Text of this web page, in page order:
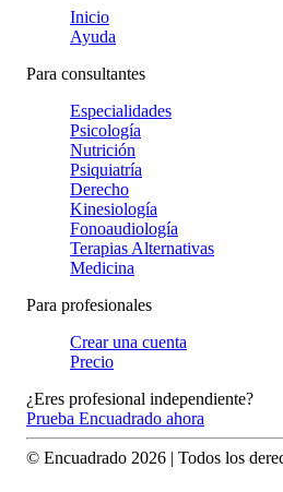
Inicio
Ayuda
Para consultantes
Especialidades
Psicología
Nutrición
Psiquiatría
Derecho
Kinesiología
Fonoaudiología
Terapias Alternativas
Medicina
Para profesionales
Crear una cuenta
Precio
¿Eres profesional independiente?
Prueba Encuadrado ahora
© Encuadrado 2026 | Todos los